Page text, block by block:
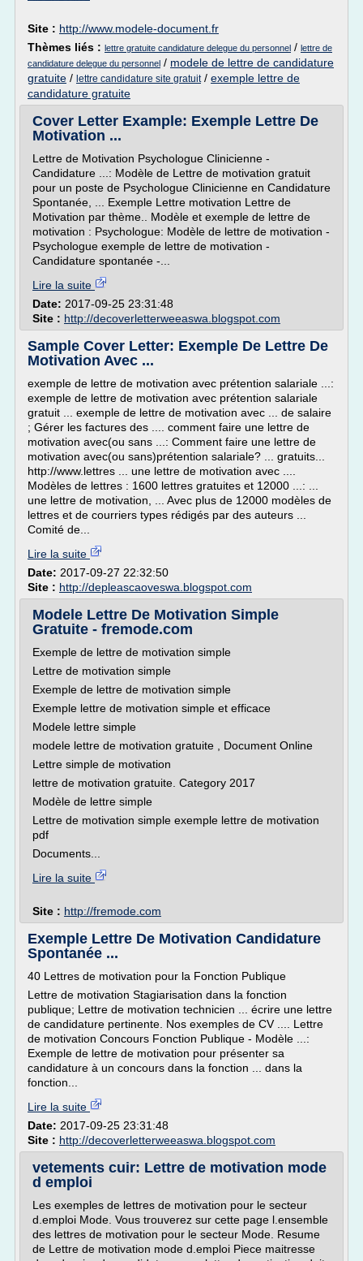
Site : http://www.modele-document.fr
Thèmes liés : lettre gratuite candidature delegue du personnel / lettre de
candidature delegue du personnel / modele de lettre de candidature
gratuite / lettre candidature site gratuit/ exemple lettre de
candidature gratuite
Cover Letter Example: Exemple Lettre De
Motivation ...
Lettre de Motivation Psychologue Clinicienne -
Candidature ...: Modèle de Lettre de motivation gratuit
pour un poste de Psychologue Clinicienne en Candidature
Spontanée, ... Exemple Lettre motivation Lettre de
Motivation par thème.. Modèle et exemple de lettre de
motivation : Psychologue: Modèle de lettre de motivation -
Psychologue exemple de lettre de motivation -
Candidature spontanée -...
Lire la suite
Date: 2017-09-25 23:31:48
Site : http://decoverletterweeaswa.blogspot.com
Sample Cover Letter: Exemple De Lettre De
Motivation Avec ...
exemple de lettre de motivation avec prétention salariale ...:
exemple de lettre de motivation avec prétention salariale
gratuit ... exemple de lettre de motivation avec ... de salaire
; Gérer les factures des .... comment faire une lettre de
motivation avec(ou sans ...: Comment faire une lettre de
motivation avec(ou sans)prétention salariale? ... gratuits...
http://www.lettres ... une lettre de motivation avec ....
Modèles de lettres : 1600 lettres gratuites et 12000 ...: ...
une lettre de motivation, ... Avec plus de 12000 modèles de
lettres et de courriers types rédigés par des auteurs ...
Comité de...
Lire la suite
Date: 2017-09-27 22:32:50
Site : http://depleascaoveswa.blogspot.com
Modele Lettre De Motivation Simple
Gratuite - fremode.com
Exemple de lettre de motivation simple
Lettre de motivation simple
Exemple de lettre de motivation simple
Exemple lettre de motivation simple et efficace
Modele lettre simple
modele lettre de motivation gratuite , Document Online
Lettre simple de motivation
lettre de motivation gratuite. Category 2017
Modèle de lettre simple
Lettre de motivation simple exemple lettre de motivation
pdf
Documents...
Lire la suite
Site : http://fremode.com
Exemple Lettre De Motivation Candidature
Spontanée ...
40 Lettres de motivation pour la Fonction Publique
Lettre de motivation Stagiarisation dans la fonction
publique; Lettre de motivation technicien ... écrire une lettre
de candidature pertinente. Nos exemples de CV .... Lettre
de motivation Concours Fonction Publique - Modèle ...:
Exemple de lettre de motivation pour présenter sa
candidature à un concours dans la fonction ... dans la
fonction...
Lire la suite
Date: 2017-09-25 23:31:48
Site : http://decoverletterweeaswa.blogspot.com
vetements cuir: Lettre de motivation mode
d emploi
Les exemples de lettres de motivation pour le secteur
d.emploi Mode. Vous trouverez sur cette page l.ensemble
des lettres de motivation pour le secteur Mode. Resume
de Lettre de motivation mode d.emploi Piece maitresse